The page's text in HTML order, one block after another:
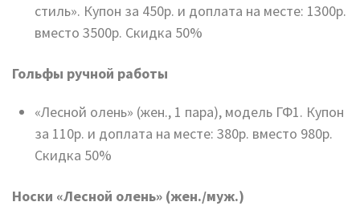
стиль». Купон за 450р. и доплата на месте: 1300р.
вместо 3500р. Скидка 50%
Гольфы ручной работы
«Лесной олень» (жен., 1 пара), модель ГФ1. Купон
за 110р. и доплата на месте: 380р. вместо 980р.
Скидка 50%
Носки «Лесной олень» (жен./муж.)